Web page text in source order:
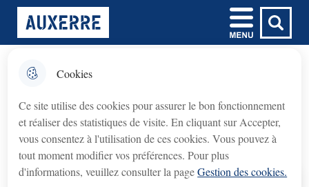
Cookies
Ce site utilise des cookies pour assurer le bon fonctionnement
et réaliser des statistiques de visite. En cliquant sur Accepter,
vous consentez à l'utilisation de ces cookies. Vous pouvez à
tout moment modifier vos préférences. Pour plus
d'informations, veuillez consulter la pageGestion des cookies.
Aller
au
menu
Aller à la
recherche
Consulter le
plan du site
𝗙𝗲𝗿𝗺𝗲𝘁𝘂𝗿𝗲 𝘁𝗲𝗺𝗽𝗼𝗿𝗮𝗶𝗿𝗲 𝗱𝘂
𝗯𝘂𝗿𝗲𝗮𝘂 𝗱𝘂 𝗖𝗿𝗲́𝗱𝗶𝘁
𝗠𝘂𝗻𝗶𝗰𝗶𝗽𝗮𝗹 (𝗽𝗿𝗲̂𝘁 𝘀𝘂𝗿 𝗴𝗮𝗴𝗲)
Le bureau duCrédit Municipal (prêt sur gage)
serafermé du lundi 3 août au lundi 31 août 2026
inclus.
Ville d'Auxerre Menu principal
Menu
Mis à jour le 17 juillet 2026